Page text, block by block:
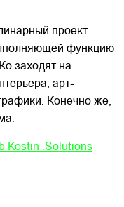
проект
функцию
заходят на
арт-
Конечно же,
Kostin .Solutions